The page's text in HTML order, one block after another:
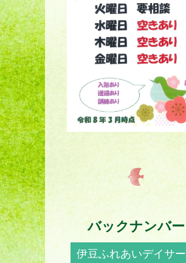
バックナンバー
伊豆ふれあいデイサー